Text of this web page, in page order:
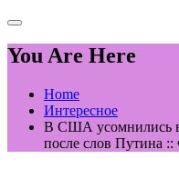
You Are Here
Home
Интересное
В США усомнились в
после слов Путина